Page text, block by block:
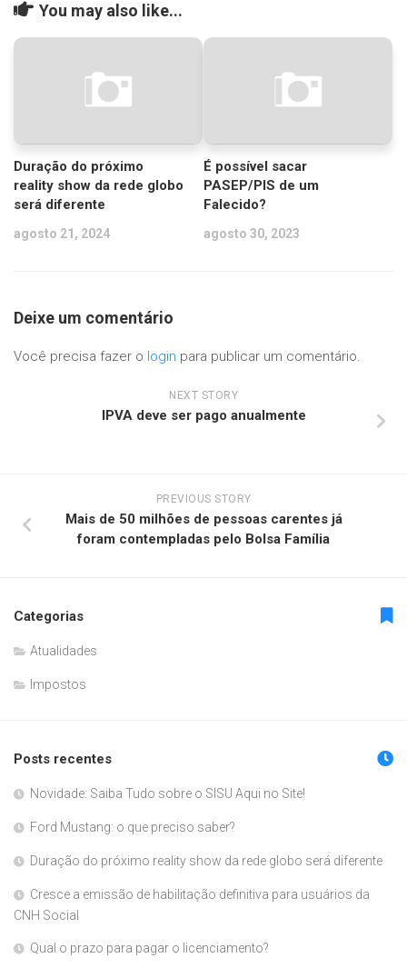
You may also like...
Duração do próximo
reality show da rede globo
será diferente
agosto 21, 2024
É possível sacar
PASEP/PIS de um
Falecido?
agosto 30, 2023
Deixe um comentário
Você precisa fazer o login para publicar um comentário.
NEXT STORY
IPVA deve ser pago anualmente
PREVIOUS STORY
Mais de 50 milhões de pessoas carentes já
foram contempladas pelo Bolsa Família
Categorias
Atualidades
Impostos
Posts recentes
Novidade: Saiba Tudo sobre o SISU Aqui no Site!
Ford Mustang: o que preciso saber?
Duração do próximo reality show da rede globo será diferente
Cresce a emissão de habilitação definitiva para usuários da
CNH Social
Qual o prazo para pagar o licenciamento?